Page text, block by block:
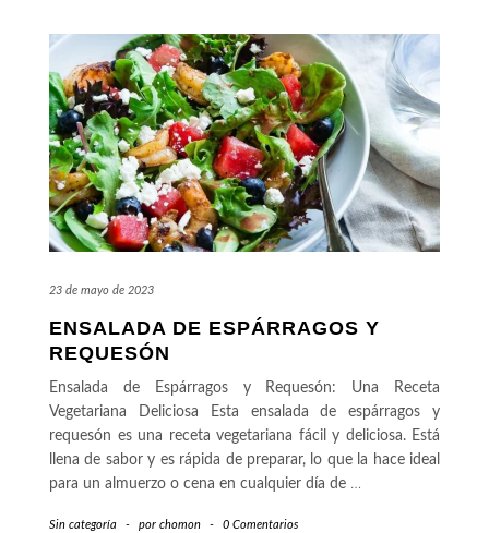
23 de mayo de 2023
ENSALADA DE ESPÁRRAGOS Y
REQUESÓN
Ensalada de Espárragos y Requesón: Una Receta
Vegetariana Deliciosa Esta ensalada de espárragos y
requesón es una receta vegetariana fácil y deliciosa. Está
llena de sabor y es rápida de preparar, lo que la hace ideal
para un almuerzo o cena en cualquier día de …
Sin categoría - por chomon - 0 Comentarios